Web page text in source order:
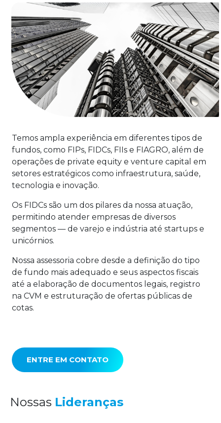
Temos ampla experiência em diferentes tipos de
fundos, como FIPs, FIDCs, FIIs e FIAGRO, além de
operações de private equity e venture capital em
setores estratégicos como infraestrutura, saúde,
tecnologia e inovação.
Os FIDCs são um dos pilares da nossa atuação,
permitindo atender empresas de diversos
segmentos — de varejo e indústria até startups e
unicórnios.
Nossa assessoria cobre desde a definição do tipo
de fundo mais adequado e seus aspectos fiscais
até a elaboração de documentos legais, registro
na CVM e estruturação de ofertas públicas de
cotas.
ENTRE EM CONTATO
Nossas Lideranças